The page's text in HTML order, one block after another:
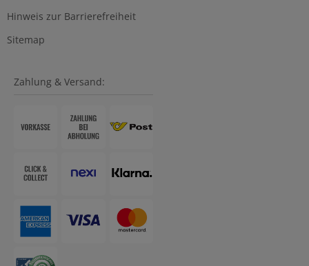
Hinweis zur Barrierefreiheit
Sitemap
Zahlung & Versand: